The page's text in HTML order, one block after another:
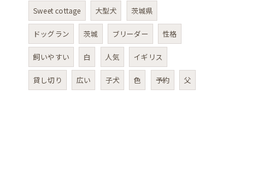
Sweet cottage 大型犬 茨城県
ドッグラン 茨城 ブリーダー 性格
飼いやすい 白 人気 イギリス
貸し切り 広い 子犬 色 予約 父